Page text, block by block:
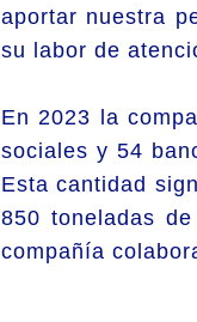
aportar nuestra
su labor de
En 2023 la
sociales y 54
Esta cantidad
850 toneladas
compañía